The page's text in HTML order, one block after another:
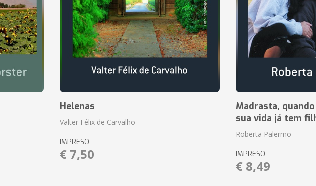
Helenas
Valter Félix de Carvalho
IMPRESO
€ 7,50
Madrasta,
sua vida já tem
Roberta Palermo
IMPRESO
€ 8,49